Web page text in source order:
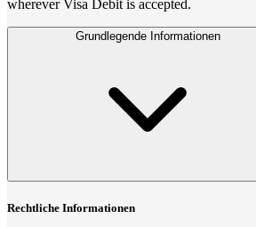
wherever Visa Debit is accepted.
Grundlegende Informationen
Rechtliche Informationen